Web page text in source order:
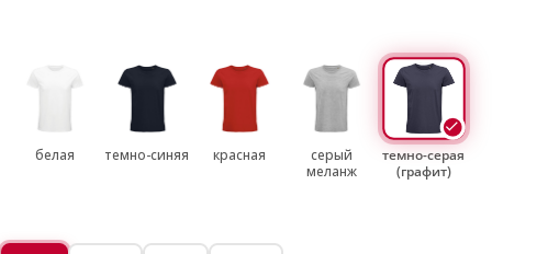
белая темно-синяя красная
серый
меланж
темно-серая
(графит)